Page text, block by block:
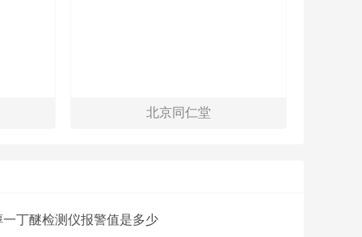
北京同仁堂
一丁醚检测仪报警值是多少